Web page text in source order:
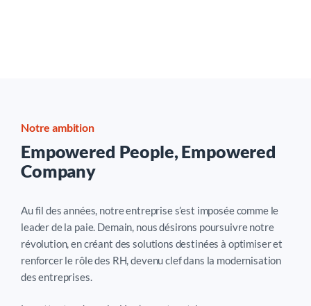
Notre ambition
Empowered People, Empowered
Company
Au fil des années, notre entreprise s’est imposée comme le
leader de la paie. Demain, nous désirons poursuivre notre
révolution, en créant des solutions destinées à optimiser et
renforcer le rôle des RH, devenu clef dans la modernisation
des entreprises.